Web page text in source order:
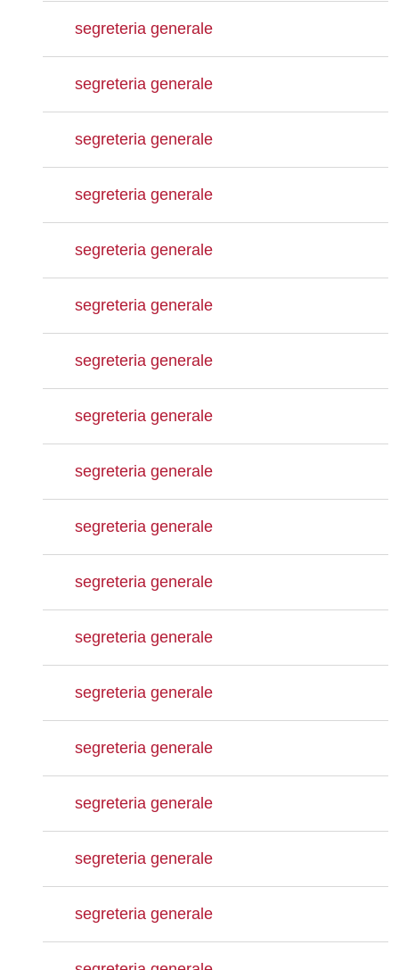
segreteria generale
segreteria generale
segreteria generale
segreteria generale
segreteria generale
segreteria generale
segreteria generale
segreteria generale
segreteria generale
segreteria generale
segreteria generale
segreteria generale
segreteria generale
segreteria generale
segreteria generale
segreteria generale
segreteria generale